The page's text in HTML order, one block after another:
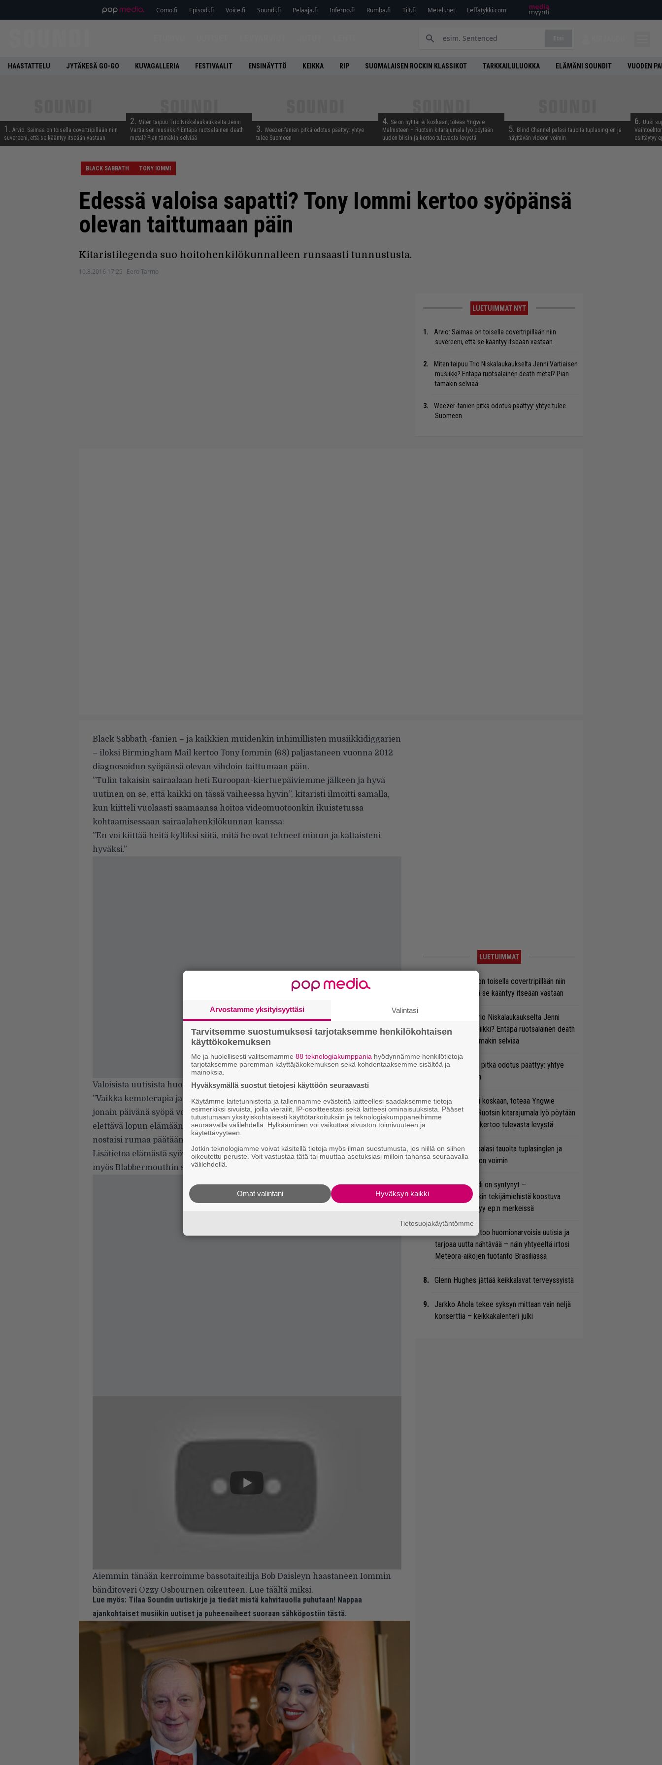
Como.fi Episodi.fi Voice.fi Soundi.fi Pelaaja.fi Inferno.fi Rumba.fi Tilt.fi Meteli.net Leffatykki.com
HAASTATTELU JYTÄKESÄ GO-GO KUVAGALLERIA FESTIVAALIT ENSINÄYTTÖ KEIKKA RIP SUOMALAISEN ROCKIN KLASSIKOT TARKKAILULUOKKA ELÄMÄNI SOUNDIT VUODEN
1. Arvio: Saimaa on toisella covertripillään niin
suvereeni, että se kääntyy itseään vastaan
2. Miten taipuu Trio Niskalaukaukselta Jenni
Vartiaisen musiikki? Entäpä ruotsalainen death
metal? Pian tämäkin selviää
3. Weezer-fanien pitkä odotus päättyy: yhtye
tulee Suomeen
4. Se on nyt tai ei koskaan, toteaa Yngwie
Malmsteen – Ruotsin kitarajumala lyö pöytään
uuden biisin ja kertoo tulevasta levystä
5. Blind Channel palasi tauolta tuplasinglen ja
näyttävän videon voimin
6. Uusi
esittäytyy
BLACK SABBATH TONY IOMMI
Edessä valoisa sapatti? Tony Iommi kertoo syöpänsä
olevan taittumaan päin
Kitaristilegenda suo hoitohenkilökunnalleen runsaasti tunnustusta.
10.8.2016 17:25 Eero Tarmo
LUETUIMMAT NYT
Arvio: Saimaa on toisella covertripillään niin
suvereeni, että se kääntyy itseään vastaan
Miten taipuu Trio Niskalaukaukselta Jenni Vartiaisen
musiikki? Entäpä ruotsalainen death metal? Pian
tämäkin selviää
Weezer-fanien pitkä odotus päättyy: yhtye tulee
Suomeen
Black Sabbath -fanien – ja kaikkien muidenkin inhimillisten musiikkidiggarien
– iloksi Birmingham Mail kertoo Tony Iommin (68) paljastaneen vuonna 2012
diagnosoidun syöpänsä olevan vihdoin taittumaan päin.
”Tulin takaisin sairaalaan heti Euroopan-kiertuepäiviemme jälkeen ja hyvä
uutinen on se, että kaikki on tässä vaiheessa hyvin”, kitaristi ilmoitti samalla,
kun kiitteli vuolaasti saamaansa hoitoa videomuotoonkin ikuistetussa
kohtaamisessaan sairaalahenkilökunnan kanssa:
”En voi kiittää heitä kylliksi siitä, mitä he ovat tehneet minun ja kaltaisteni
hyväksi.”
Valoisista uutisista huolimatta Iommi ymmärtää myös realiteetit:
”Vaikka kemoterapia ja jatkohoito näyttävät tehonneen, olen tietoinen, että
jonain päivänä syöpä voi palata. – – Tämän asian kanssa minun on kuitenkin
elettävä lopun elämääni, tarkkailtava varoitusmerkkejä siltä varalta, että tauti
nostaisi rumaa päätään vielä uudestaan.”
Lisätietoa elämästä syövän kanssa ja nykytilanteesta Tony Iommin omin sanoin
myös Blabbermouthin sivuilla.
Aiemmin tänään kerroimme bassotaiteilija Bob Daisleyn haastaneen Iommin
bänditoveri Ozzy Osbournen oikeuteen. Lue täältä miksi.
Lue myös: Tilaa Soundin uutiskirje ja tiedät mistä kahvitauolla puhutaan! Nappaa
ajankohtaiset musiikin uutiset ja puheenaiheet suoraan sähköpostiin tästä.
LUETUIMMAT
Arvio: Saimaa on toisella covertripillään niin
suvereeni, että se kääntyy itseään vastaan
Miten taipuu Trio Niskalaukaukselta Jenni
Vartiaisen musiikki? Entäpä ruotsalainen death
metal? Pian tämäkin selviää
Weezer-fanien pitkä odotus päättyy: yhtye
tulee Suomeen
Se on nyt tai ei koskaan, toteaa Yngwie
Malmsteen – Ruotsin kitarajumala lyö pöytään
uuden biisin ja kertoo tulevasta levystä
Blind Channel palasi tauolta tuplasinglen ja
näyttävän videon voimin
Uusi superbändi on syntynyt –
Vaihtoehtorockin tekijämiehistä koostuva
ryhmä esittäytyy ep:n merkeissä
Linkin Park kertoo huomionarvoisia uutisia ja
tarjoaa uutta nähtävää – näin yhtyeeltä irtosi
Meteora-aikojen tuotanto Brasiliassa
Glenn Hughes jättää keikkalavat terveyssyistä
Jarkko Ahola tekee syksyn mittaan vain neljä
konserttia – keikkakalenteri julki
Arvostamme yksityisyyttäsi Valintasi
Tarvitsemme suostumuksesi tarjotaksemme henkilökohtaisen
käyttökokemuksen
Me ja huolellisesti valitsemamme 88 teknologiakumppania hyödynnämme henkilötietoja
tarjotaksemme paremman käyttäjäkokemuksen sekä kohdentaaksemme sisältöä ja
mainoksia.
Hyväksymällä suostut tietojesi käyttöön seuraavasti
Käytämme laitetunnisteita ja tallennamme evästeitä laitteellesi saadaksemme tietoja
esimerkiksi sivuista, joilla vierailit, IP-osoitteestasi sekä laitteesi ominaisuuksista. Pääset
tutustumaan yksityiskohtaisesti käyttötarkoituksiin ja teknologiakumppaneihimme
seuraavalla välilehdellä. Hylkääminen voi vaikuttaa sivuston toimivuuteen ja
käytettävyyteen.
Jotkin teknologiamme voivat käsitellä tietoja myös ilman suostumusta, jos niillä on siihen
oikeutettu peruste. Voit vastustaa tätä tai muuttaa asetuksiasi milloin tahansa seuraavalla
välilehdellä.
Hyväksyn kaikki
Omat valintani
Tietosuojakäytäntömme